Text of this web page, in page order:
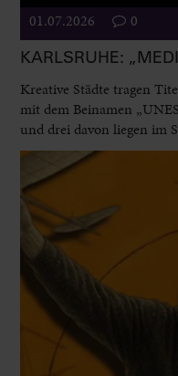
01.07.2026 0
KARLSRUHE:
Kreative Städte tragen
mit dem Beinamen
und drei davon liegen im